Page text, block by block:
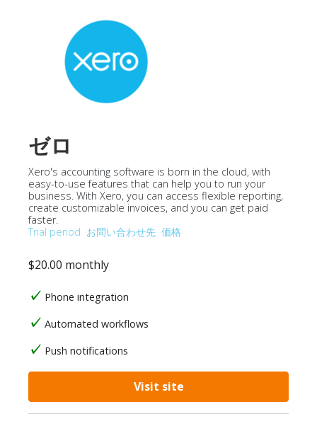
ゼロ
Xero's accounting software is born in the cloud, with
easy-to-use features that can help you to run your
business. With Xero, you can access flexible reporting,
create customizable invoices, and you can get paid
faster.
Trial period お問い合わせ先 価格
$20.00 monthly
Phone integration
Automated workflows
Push notifications
Visit site